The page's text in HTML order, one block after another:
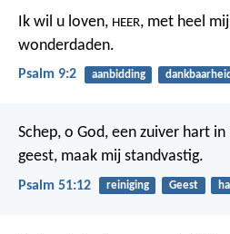
Ik wil u loven, HEER, met heel
wonderdaden.
Psalm 9:2 aanbidding dankbaarheid
Schep, o God, een zuiver hart in
geest, maak mij standvastig.
Psalm 51:12 reiniging Geest